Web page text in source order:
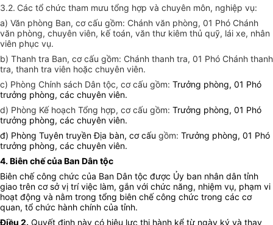
3.2. Các tổ chức tham mưu tổng hợp và chuyên môn, nghiệp vụ:
a) Văn phòng Ban, cơ cấu gồm: Chánh văn phòng, 01 Phó Chánh
văn phòng, chuyên viên, kế toán, văn thư kiêm thủ quỹ, lái xe, nhân
viên phục vụ.
b) Thanh tra Ban, cơ cấu gồm: Chánh thanh tra, 01 Phó Chánh thanh
tra, thanh tra viên hoặc chuyên viên.
c) Phòng Chính sách Dân tộc, cơ cấu gồm: Trưởng phòng, 01 Phó
trưởng phòng, các chuyên viên.
d) Phòng Kế hoạch Tổng hợp, cơ cấu gồm: Trưởng phòng, 01 Phó
trưởng phòng, các chuyên viên.
đ) Phòng Tuyên truyền Địa bàn, cơ cấu gồm: Trưởng phòng, 01 Phó
trưởng phòng, các chuyên viên.
4. Biên chế của Ban Dân tộc
Biên chế công chức của Ban Dân tộc được Ủy ban nhân dân tỉnh
giao trên cơ sở vị trí việc làm, gắn với chức năng, nhiệm vụ, phạm vi
hoạt động và nằm trong tổng biên chế công chức trong các cơ
quan, tổ chức hành chính của tỉnh.
Điều 2. Quyết định này có hiệu lực thi hành kể từ ngày ký và thay